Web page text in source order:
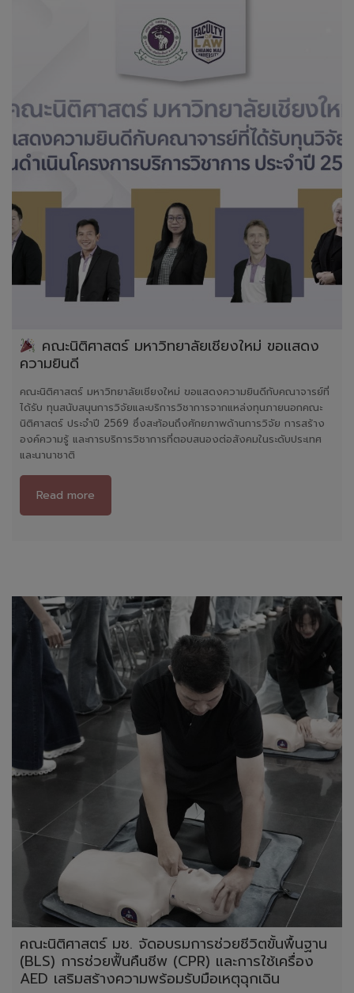
คณะนิติศาสตร์ มหาวิทยาลัยเชียงใหม่ ขอแสดง
ความยินดี
คณะนิติศาสตร์ มหาวิทยาลัยเชียงใหม่ ขอแสดงความยินดีกับคณาจารย์ที่
ได้รับ ทุนสนับสนุนการวิจัยและบริการวิชาการจากแหล่งทุนภายนอกคณะ
นิติศาสตร์ ประจำปี 2569 ซึ่งสะท้อนถึงศักยภาพด้านการวิจัย การสร้าง
องค์ความรู้ และการบริการวิชาการที่ตอบสนองต่อสังคมในระดับประเทศ
และนานาชาติ
Read more
คณะนิติศาสตร์ มช. จัดอบรมการช่วยชีวิตขั้นพื้นฐาน
(BLS) การช่วยฟื้นคืนชีพ (CPR) และการใช้เครื่อง
AED เสริมสร้างความพร้อมรับมือเหตุฉุกเฉิน